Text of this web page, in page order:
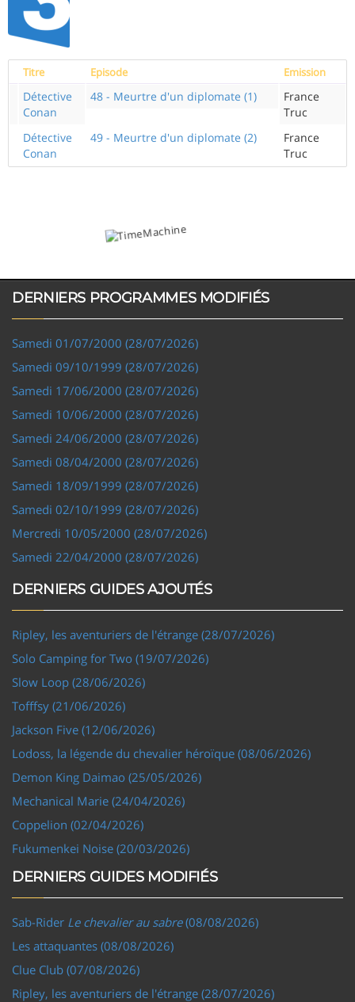
Titre Episode Emission
Détective
Conan
48 - Meurtre d'un diplomate (1)
France
Truc
Détective
Conan
49 - Meurtre d'un diplomate (2)
France
Truc
DERNIERS PROGRAMMES MODIFIÉS
Samedi 01/07/2000 (28/07/2026)
Samedi 09/10/1999 (28/07/2026)
Samedi 17/06/2000 (28/07/2026)
Samedi 10/06/2000 (28/07/2026)
Samedi 24/06/2000 (28/07/2026)
Samedi 08/04/2000 (28/07/2026)
Samedi 18/09/1999 (28/07/2026)
Samedi 02/10/1999 (28/07/2026)
Mercredi 10/05/2000 (28/07/2026)
Samedi 22/04/2000 (28/07/2026)
DERNIERS GUIDES AJOUTÉS
Ripley, les aventuriers de l'étrange (28/07/2026)
Solo Camping for Two (19/07/2026)
Slow Loop (28/06/2026)
Tofffsy (21/06/2026)
Jackson Five (12/06/2026)
Lodoss, la légende du chevalier héroïque (08/06/2026)
Demon King Daimao (25/05/2026)
Mechanical Marie (24/04/2026)
Coppelion (02/04/2026)
Fukumenkei Noise (20/03/2026)
DERNIERS GUIDES MODIFIÉS
Sab-Rider Le chevalier au sabre(08/08/2026)
Les attaquantes (08/08/2026)
Clue Club (07/08/2026)
Ripley, les aventuriers de l'étrange (28/07/2026)